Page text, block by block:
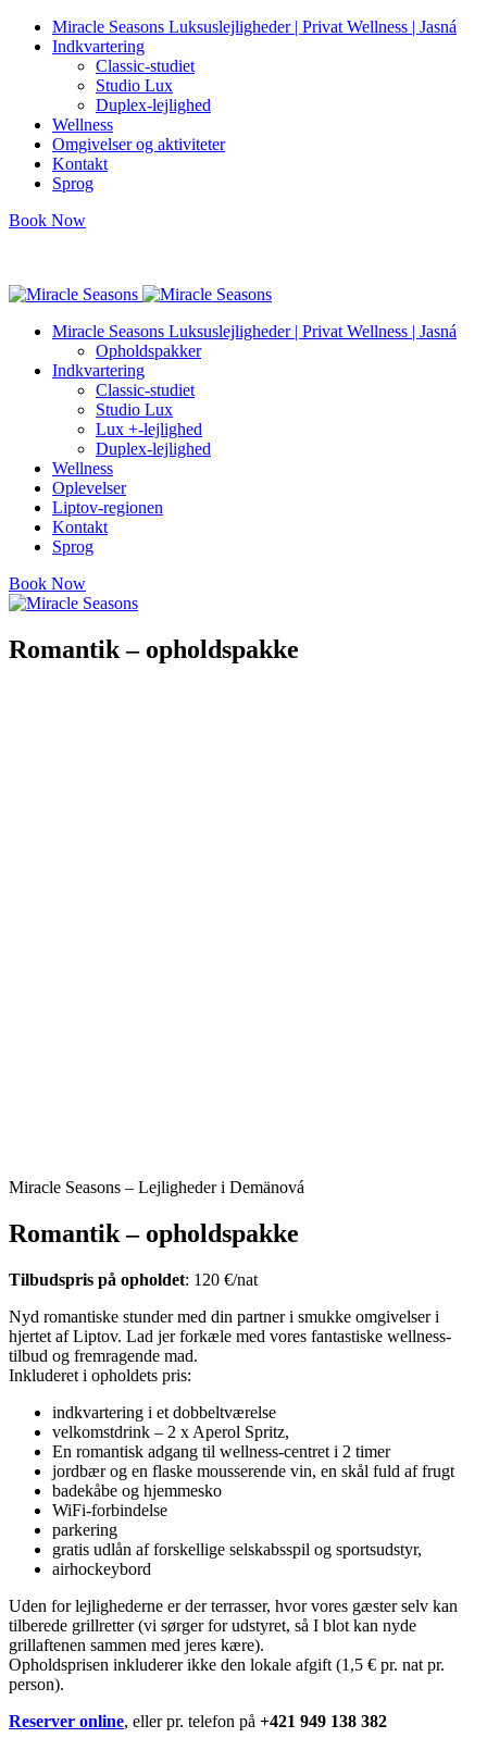
Miracle Seasons Luksuslejligheder | Privat Wellness | Jasná
Indkvartering
Classic-studiet
Studio Lux
Duplex-lejlighed
Wellness
Omgivelser og aktiviteter
Kontakt
Sprog
Book Now
Miracle Seasons Luksuslejligheder | Privat Wellness | Jasná
Opholdspakker
Indkvartering
Classic-studiet
Studio Lux
Lux +-lejlighed
Duplex-lejlighed
Wellness
Oplevelser
Liptov-regionen
Kontakt
Sprog
Book Now
Romantik – opholdspakke
Miracle Seasons – Lejligheder i Demänová
Romantik – opholdspakke
Tilbudspris på opholdet: 120 €/nat
Nyd romantiske stunder med din partner i smukke omgivelser i
hjertet af Liptov. Lad jer forkæle med vores fantastiske wellness-
tilbud og fremragende mad.
Inkluderet i opholdets pris:
indkvartering i et dobbeltværelse
velkomstdrink – 2 x Aperol Spritz,
En romantisk adgang til wellness-centret i 2 timer
jordbær og en flaske mousserende vin, en skål fuld af frugt
badekåbe og hjemmesko
WiFi-forbindelse
parkering
gratis udlån af forskellige selskabsspil og sportsudstyr,
airhockeybord
Uden for lejlighederne er der terrasser, hvor vores gæster selv kan
tilberede grillretter (vi sørger for udstyret, så I blot kan nyde
grillaftenen sammen med jeres kære).
Opholdsprisen inkluderer ikke den lokale afgift (1,5 € pr. nat pr.
person).
Reserver online, eller pr. telefon på +421 949 138 382